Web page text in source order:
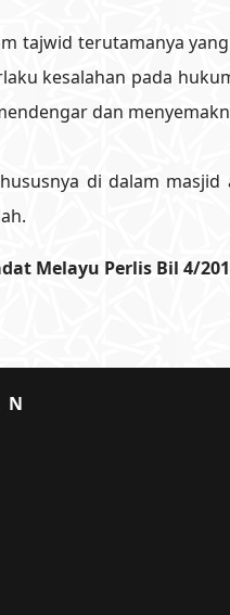
tajwid terutamanya
kesalahan pada
dan
di dalam
Melayu Perlis Bil 4/